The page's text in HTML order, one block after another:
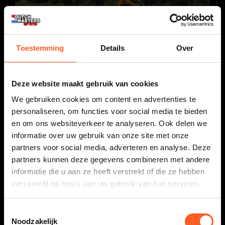
Toestemming Details Over
Deze website maakt gebruik van cookies
We gebruiken cookies om content en advertenties te
personaliseren, om functies voor social media te bieden
en om ons websiteverkeer te analyseren. Ook delen we
informatie over uw gebruik van onze site met onze
partners voor social media, adverteren en analyse. Deze
partners kunnen deze gegevens combineren met andere
informatie die u aan ze heeft verstrekt of die ze hebben
verzameld op basis van uw gebruik van hun services.
Noodzakelijk
Sallands Mooiste 2026: de ideale
voorbereiding op de DMoMTB
Masters of MTB 2026? Zet dan zondag 5 juli 2026
alvast in je agenda voor Sallands Mooiste!
Sallands Mooiste is al jarenlang een begrip onder
fietsliefhebbers en biedt prachtige routes voor
racefietsers, gravelaars, mountainbikers én
gezinnen. Of je nu je conditie wilt aanscherpen, je
materiaal wilt testen of gewoon wilt genieten van
een mooie dag fietsen door het Sallandse
landschap: er is voor iedereen een passende route.
wedstrijdervaring en duurvermogen op te bouwen